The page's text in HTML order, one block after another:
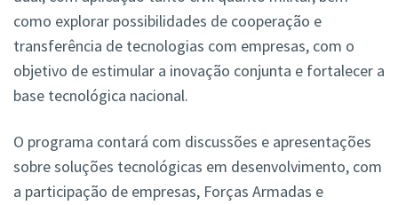
como explorar possibilidades de cooperação e
transferência de tecnologias com empresas, com o
objetivo de estimular a inovação conjunta e fortalecer a
base tecnológica nacional.
O programa contará com discussões e apresentações
sobre soluções tecnológicas em desenvolvimento, com
a participação de empresas, Forças Armadas e